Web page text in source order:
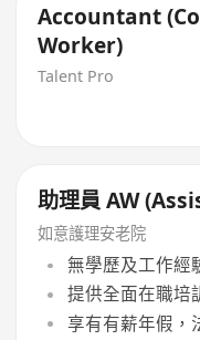
Accountant
Worker)
Talent Pro
助理員 AW
如意護理安老院
無學歷及工作經
提供全面在職培
享有有薪年假，